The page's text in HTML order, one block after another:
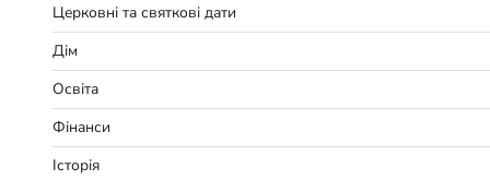
Церковні та святкові дати
Дім
Освіта
Фінанси
Історія